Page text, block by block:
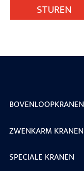
STUREN
BOVENLOOPKRANEN
ZWENKARM KRANEN
SPECIALE KRANEN